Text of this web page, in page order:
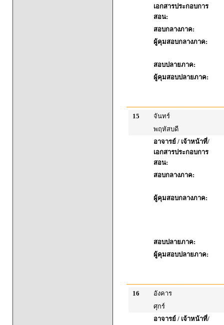
เอกสารประกอบการ
สอน:
สอบกลางภาค:
ผู้คุมสอบกลางภาค:
สอบปลายภาค:
ผู้คุมสอบปลายภาค:
15
จันทร์
พฤหัสบดี
อาจารย์ / เจ้าหน้าที่/
เอกสารประกอบการ
สอน:
สอบกลางภาค:
ผู้คุมสอบกลางภาค:
สอบปลายภาค:
ผู้คุมสอบปลายภาค:
16
อังคาร
ศุกร์
อาจารย์ / เจ้าหน้าที่/